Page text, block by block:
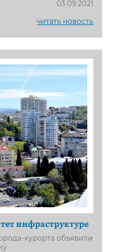
03.09.2021
читать новость
инфраструктуре
курорта объявили